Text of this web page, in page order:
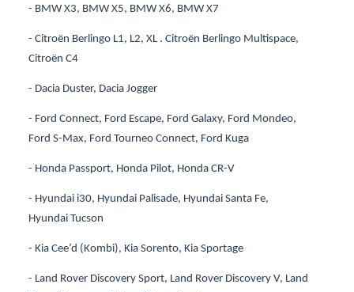
- BMW X3, BMW X5, BMW X6, BMW X7
- Citroën Berlingo L1, L2, XL . Citroën Berlingo Multispace,
Citroën C4
- Dacia Duster, Dacia Jogger
- Ford Connect, Ford Escape, Ford Galaxy, Ford Mondeo,
Ford S-Max, Ford Tourneo Connect, Ford Kuga
- Honda Passport, Honda Pilot, Honda CR-V
- Hyundai i30, Hyundai Palisade, Hyundai Santa Fe,
Hyundai Tucson
- Kia Cee’d (Kombi), Kia Sorento, Kia Sportage
- Land Rover Discovery Sport, Land Rover Discovery V, Land